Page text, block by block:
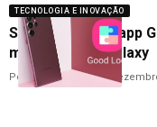
TECNOLOGIA E INOVAÇÃO
Samsung libera app
melhorar seu Galaxy
Por Cleane Lima 10 de